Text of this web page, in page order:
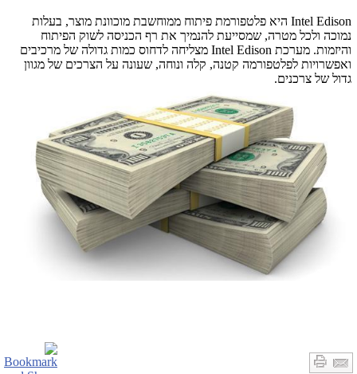
Intel Edison היא פלטפורמת פיתוח ממוחשבת מוכוונת מוצר, בעלות
נמוכה ולכל מטרה, שמסייעת להנמיך את רף הכניסה לשוק הפיתוח
והיזמות. מערכת Intel Edison מצליחה לדחוס כמות גדולה של מרכיבים
ואפשרויות לפלטפורמה קטנה, קלה ונוחה, שעונה על הצרכים של מגוון
גדול של צרכנים.